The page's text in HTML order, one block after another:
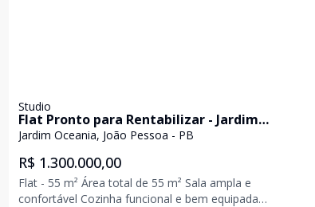
Studio
Flat Pronto para Rentabilizar - Jardim
Oceania
Jardim Oceania, João Pessoa - PB
R$ 1.300.000,00
Flat - 55 m² Área total de 55 m² Sala ampla e
confortável Cozinha funcional e bem equipada